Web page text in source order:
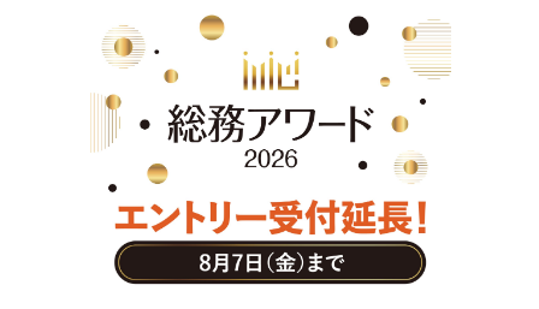
リスクマネジメント・BCP
社外・社内広報
社外・社内コミュニケーション活性化
FM・オフィス移転
CSR・SDGs
テクノロジー活用・DX
助成金・補助金・コスト削減
アウトソーシング・BPO
調査・レポート